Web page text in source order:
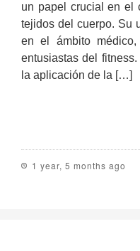
un papel crucial en el
tejidos del cuerpo. Su
en el ámbito
entusiastas del
la aplicación de la […]
1 year, 5 months ago